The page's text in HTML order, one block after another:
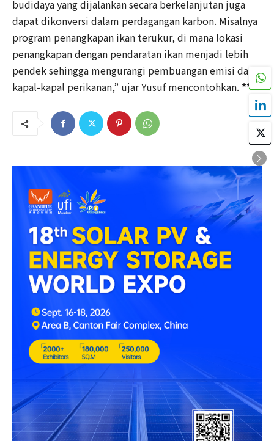
budidaya yang dijalankan secara berkelanjutan juga
dapat dikonversi dalam perdagangan karbon. Misalnya
program penangkapan ikan terukur, di mana lokasi
penangkapan dengan pendaratan ikan menjadi lebih
pendek sehingga mengurangi pembuangan emisi dari
kapal-kapal perikanan,” ujar Yusuf mencontohkan. ***